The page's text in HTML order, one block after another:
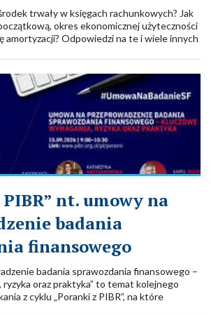
trwały w księgach rachunkowych? Jak
okres ekonomicznej użyteczności
amortyzacji? Odpowiedzi na te i wiele innych
nt. umowy na
badania
finansowego
badania sprawozdania finansowego –
ryzyka oraz praktyka” to temat kolejnego
z cyklu „Poranki z PIBR”, na które